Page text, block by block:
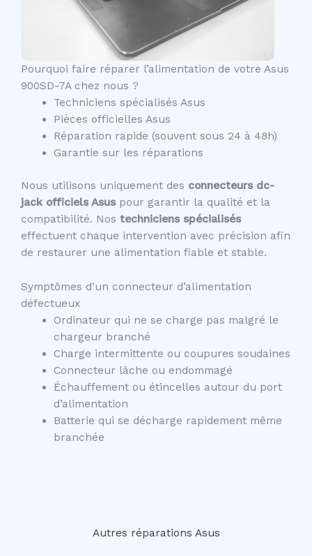
Pourquoi faire réparer l’alimentation de votre Asus
900SD-7A chez nous ?
Techniciens spécialisés Asus
Pièces officielles Asus
Réparation rapide (souvent sous 24 à 48h)
Garantie sur les réparations
Nous utilisons uniquement des connecteurs dc-
jack officiels Asuspour garantir la qualité et la
compatibilité. Nos techniciens spécialisés
effectuent chaque intervention avec précision afin
de restaurer une alimentation fiable et stable.
Symptômes d’un connecteur d’alimentation
défectueux
Ordinateur qui ne se charge pas malgré le
chargeur branché
Charge intermittente ou coupures soudaines
Connecteur lâche ou endommagé
Échauffement ou étincelles autour du port
d’alimentation
Batterie qui se décharge rapidement même
branchée
Autres réparations Asus